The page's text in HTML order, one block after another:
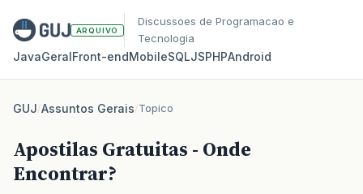
ARQUIVO
Discussoes de Programacao e
Tecnologia
JavaGeralFront‑endMobileSQLJSPHPAndroid
GUJ/Assuntos Gerais/Topico
Apostilas Gratuitas - Onde
Encontrar?